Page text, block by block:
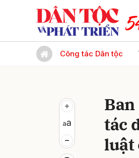
Công tác Dân tộc
Ban
tác
luật